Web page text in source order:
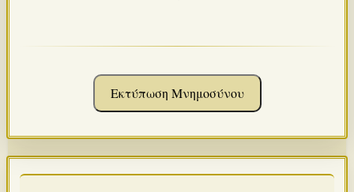
Εκτύπωση Μνημοσύνου